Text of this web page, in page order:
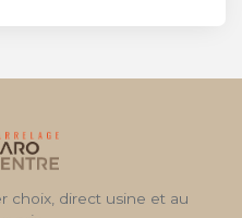
choix, direct usine et au